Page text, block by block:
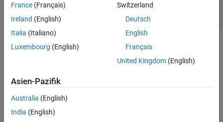
France (Français)
Ireland (English)
Italia (Italiano)
Luxembourg (English)
Switzerland
Deutsch
English
Français
United Kingdom(English)
Asien-Pazifik
Australia (English)
India (English)